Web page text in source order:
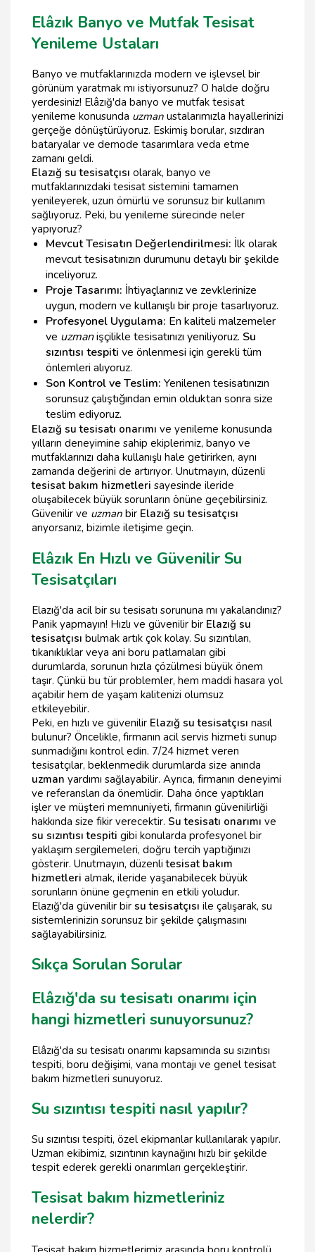
Elâzık Banyo ve Mutfak Tesisat
Yenileme Ustaları
Banyo ve mutfaklarınızda modern ve işlevsel bir
görünüm yaratmak mı istiyorsunuz? O halde doğru
yerdesiniz! Elâzığ'da banyo ve mutfak tesisat
yenileme konusunda uzman ustalarımızla hayallerinizi
gerçeğe dönüştürüyoruz. Eskimiş borular, sızdıran
bataryalar ve demode tasarımlara veda etme
zamanı geldi.
Elazığ su tesisatçısı olarak, banyo ve
mutfaklarınızdaki tesisat sistemini tamamen
yenileyerek, uzun ömürlü ve sorunsuz bir kullanım
sağlıyoruz. Peki, bu yenileme sürecinde neler
yapıyoruz?
Mevcut Tesisatın Değerlendirilmesi: İlk olarak
mevcut tesisatınızın durumunu detaylı bir şekilde
inceliyoruz.
Proje Tasarımı: İhtiyaçlarınız ve zevklerinize
uygun, modern ve kullanışlı bir proje tasarlıyoruz.
Profesyonel Uygulama: En kaliteli malzemeler
ve uzmanişçilikle tesisatınızı yeniliyoruz. Su
sızıntısı tespiti ve önlenmesi için gerekli tüm
önlemleri alıyoruz.
Son Kontrol ve Teslim: Yenilenen tesisatınızın
sorunsuz çalıştığından emin olduktan sonra size
teslim ediyoruz.
Elazığ su tesisatı onarımı ve yenileme konusunda
yılların deneyimine sahip ekiplerimiz, banyo ve
mutfaklarınızı daha kullanışlı hale getirirken, aynı
zamanda değerini de artırıyor. Unutmayın, düzenli
tesisat bakım hizmetleri sayesinde ileride
oluşabilecek büyük sorunların önüne geçebilirsiniz.
Güvenilir ve uzman bir Elazığ su tesisatçısı
arıyorsanız, bizimle iletişime geçin.
Elâzık En Hızlı ve Güvenilir Su
Tesisatçıları
Elazığ'da acil bir su tesisatı sorununa mı yakalandınız?
Panik yapmayın! Hızlı ve güvenilir bir Elazığ su
tesisatçısı bulmak artık çok kolay. Su sızıntıları,
tıkanıklıklar veya ani boru patlamaları gibi
durumlarda, sorunun hızla çözülmesi büyük önem
taşır. Çünkü bu tür problemler, hem maddi hasara yol
açabilir hem de yaşam kalitenizi olumsuz
etkileyebilir.
Peki, en hızlı ve güvenilir Elazığ su tesisatçısı nasıl
bulunur? Öncelikle, firmanın acil servis hizmeti sunup
sunmadığını kontrol edin. 7/24 hizmet veren
tesisatçılar, beklenmedik durumlarda size anında
uzman yardımı sağlayabilir. Ayrıca, firmanın deneyimi
ve referansları da önemlidir. Daha önce yaptıkları
işler ve müşteri memnuniyeti, firmanın güvenilirliği
hakkında size fikir verecektir. Su tesisatı onarımı ve
su sızıntısı tespiti gibi konularda profesyonel bir
yaklaşım sergilemeleri, doğru tercih yaptığınızı
gösterir. Unutmayın, düzenlitesisat bakım
hizmetleri almak, ileride yaşanabilecek büyük
sorunların önüne geçmenin en etkili yoludur.
Elazığ'da güvenilir bir su tesisatçısı ile çalışarak, su
sistemlerinizin sorunsuz bir şekilde çalışmasını
sağlayabilirsiniz.
Sıkça Sorulan Sorular
Elâzığ'da su tesisatı onarımı için
hangi hizmetleri sunuyorsunuz?
Elâzığ'da su tesisatı onarımı kapsamında su sızıntısı
tespiti, boru değişimi, vana montajı ve genel tesisat
bakım hizmetleri sunuyoruz.
Su sızıntısı tespiti nasıl yapılır?
Su sızıntısı tespiti, özel ekipmanlar kullanılarak yapılır.
Uzman ekibimiz, sızıntının kaynağını hızlı bir şekilde
tespit ederek gerekli onarımları gerçekleştirir.
Tesisat bakım hizmetleriniz
nelerdir?